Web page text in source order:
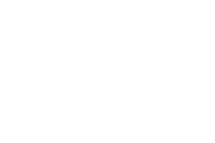
werden wir mit spannenden
Universum erkunden. Doch